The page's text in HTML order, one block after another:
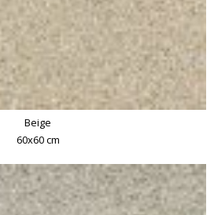
Beige
60x60 cm